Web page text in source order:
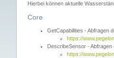
Hierbei können aktuelle
Core
GetCapabilities - Abfragen
https://
DescribeSensor -
https://